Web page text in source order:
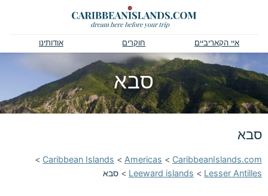
איי הקאריביים חוקרים אודותינו
סבא
סבא
CaribbeanIslands.com
>
Americas
>
Caribbean Islands
>
Lesser Antilles
>
Leeward islands
> סבא